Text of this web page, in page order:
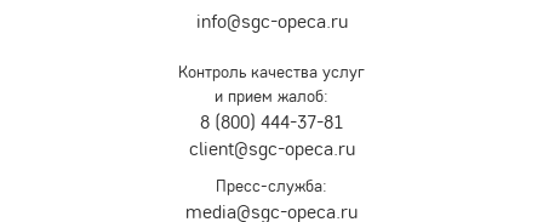
info@sgc-opeca.ru
Контроль качества услуг
и прием жалоб:
8 (800) 444-37-81
client@sgc-opeca.ru
Пресс-служба:
media@sgc-opeca.ru